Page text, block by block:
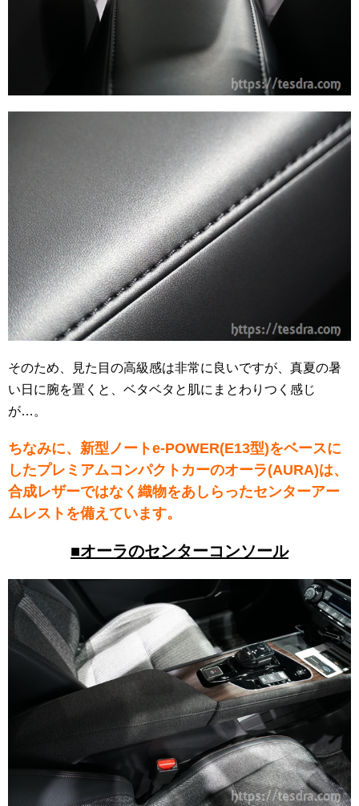
そのため、見た目の高級感は非常に良いですが、真夏の暑
い日に腕を置くと、ベタベタと肌にまとわりつく感じ
が…。
ちなみに、新型ノートe-POWER(E13型)をベースに
したプレミアムコンパクトカーのオーラ(AURA)は、
合成レザーではなく織物をあしらったセンターアー
ムレストを備えています。
■オーラのセンターコンソール